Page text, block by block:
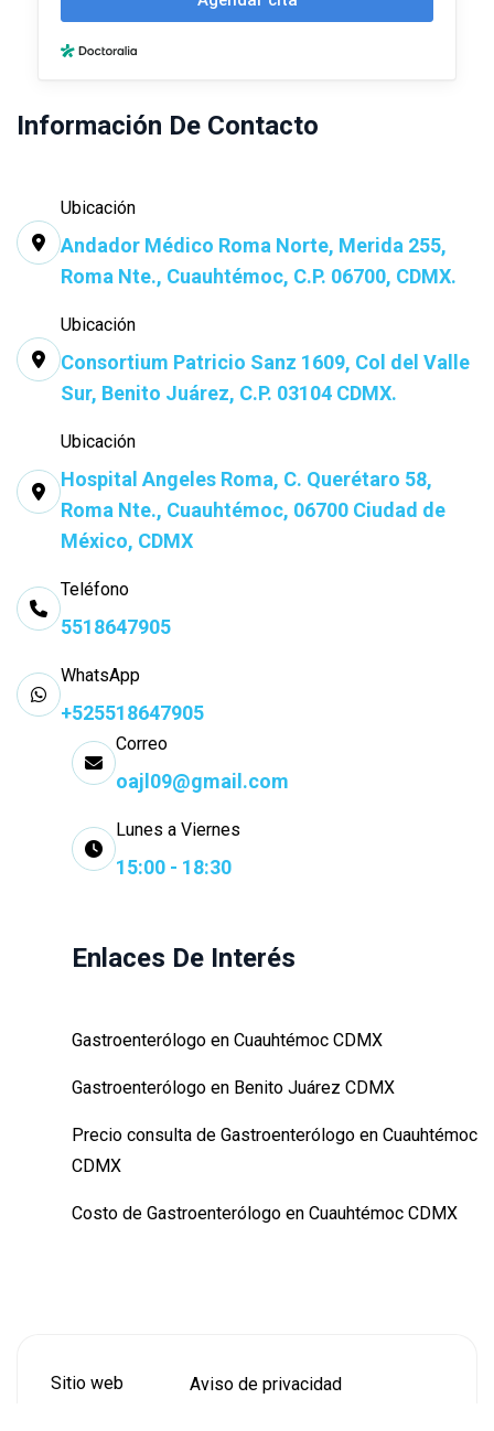
Información De Contacto
Ubicación
Andador Médico Roma Norte, Merida 255,
Roma Nte., Cuauhtémoc, C.P. 06700, CDMX.
Ubicación
Consortium Patricio Sanz 1609, Col del Valle
Sur, Benito Juárez, C.P. 03104 CDMX.
Ubicación
Hospital Angeles Roma, C. Querétaro 58,
Roma Nte., Cuauhtémoc, 06700 Ciudad de
México, CDMX
Teléfono
5518647905
WhatsApp
+525518647905
Correo
oajl09@gmail.com
Lunes a Viernes
15:00 - 18:30
Enlaces De Interés
Gastroenterólogo en Cuauhtémoc CDMX
Gastroenterólogo en Benito Juárez CDMX
Precio consulta de Gastroenterólogo en Cuauhtémoc
CDMX
Costo de Gastroenterólogo en Cuauhtémoc CDMX
Sitio web
Aviso de privacidad